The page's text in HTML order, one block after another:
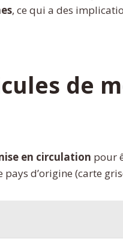
, ce qui a des
de
en circulation pour
d’origine (carte